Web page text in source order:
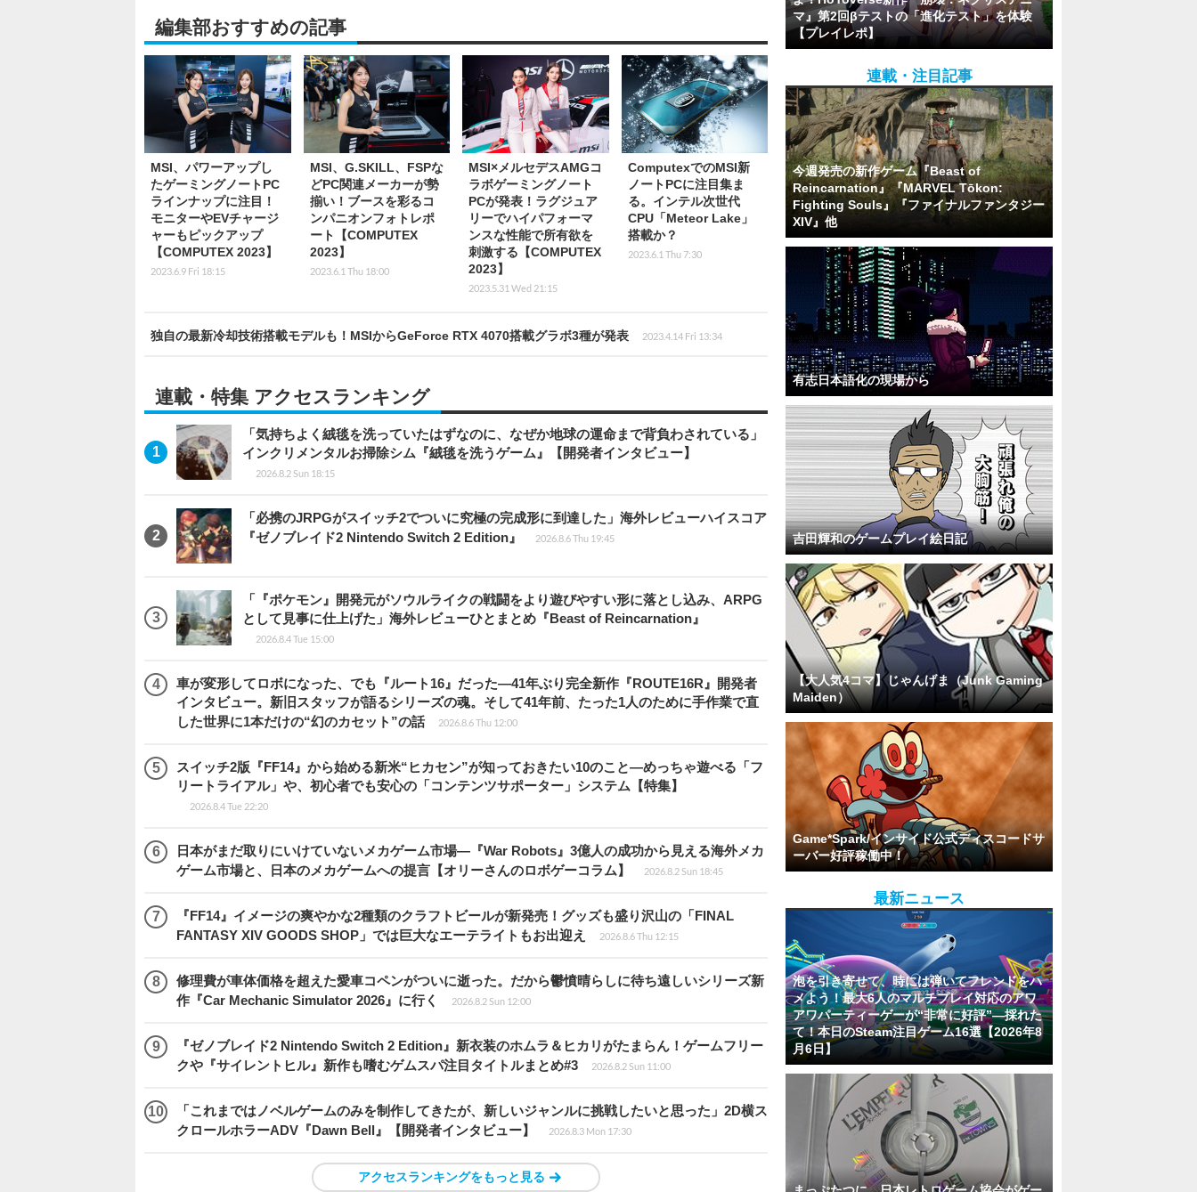
編集部おすすめの記事
MSI、パワーアップし
たゲーミングノートPC
ラインナップに注目！
モニターやEVチャージ
ャーもピックアップ
【COMPUTEX 2023】
2023.6.9 Fri 18:15
MSI、G.SKILL、FSPな
どPC関連メーカーが勢
揃い！ブースを彩るコ
ンパニオンフォトレポ
ート【COMPUTEX
2023】
2023.6.1 Thu 18:00
MSI×メルセデスAMGコ
ラボゲーミングノート
PCが発表！ラグジュア
リーでハイパフォーマ
ンスな性能で所有欲を
刺激する【COMPUTEX
2023】
2023.5.31 Wed 21:15
ComputexでのMSI新
ノートPCに注目集ま
る。インテル次世代
CPU「Meteor Lake」
搭載か？
2023.6.1 Thu 7:30
独自の最新冷却技術搭載モデルも！MSIからGeForce RTX 4070搭載グラボ3種が発表 2023.4.14 Fri 13:34
連載・特集 アクセスランキング
「気持ちよく絨毯を洗っていたはずなのに、なぜか地球の運命まで背負わされている」
インクリメンタルお掃除シム『絨毯を洗うゲーム』【開発者インタビュー】
2026.8.2 Sun 18:15
「必携のJRPGがスイッチ2でついに究極の完成形に到達した」海外レビューハイスコア
『ゼノブレイド2 Nintendo Switch 2 Edition』
2026.8.6 Thu 19:45
「『ポケモン』開発元がソウルライクの戦闘をより遊びやすい形に落とし込み、ARPG
として見事に仕上げた」海外レビューひとまとめ『Beast of Reincarnation』
2026.8.4 Tue 15:00
車が変形してロボになった、でも『ルート16』だった―41年ぶり完全新作『ROUTE16R』開発者
インタビュー。新旧スタッフが語るシリーズの魂。そして41年前、たった1人のために手作業で直
した世界に1本だけの“幻のカセット”の話
2026.8.6 Thu 12:00
スイッチ2版『FF14』から始める新米“ヒカセン”が知っておきたい10のこと―めっちゃ遊べる「フ
リートライアル」や、初心者でも安心の「コンテンツサポーター」システム【特集】
2026.8.4 Tue 22:20
日本がまだ取りにいけていないメカゲーム市場―『War Robots』3億人の成功から見える海外メカ
ゲーム市場と、日本のメカゲームへの提言【オリーさんのロボゲーコラム】
2026.8.2 Sun 18:45
『FF14』イメージの爽やかな2種類のクラフトビールが新発売！グッズも盛り沢山の「FINAL
FANTASY XIV GOODS SHOP」では巨大なエーテライトもお出迎え
2026.8.6 Thu 12:15
修理費が車体価格を超えた愛車コペンがついに逝った。だから鬱憤晴らしに待ち遠しいシリーズ新
作『Car Mechanic Simulator 2026』に行く
2026.8.2 Sun 12:00
『ゼノブレイド2 Nintendo Switch 2 Edition』新衣装のホムラ＆ヒカリがたまらん！ゲームフリー
クや『サイレントヒル』新作も嗜むゲムスパ注目タイトルまとめ#3
2026.8.2 Sun 11:00
「これまではノベルゲームのみを制作してきたが、新しいジャンルに挑戦したいと思った」2D横ス
クロールホラーADV『Dawn Bell』【開発者インタビュー】
2026.8.3 Mon 17:30
アクセスランキングをもっと見る
マ』第2回βテストの「進化テスト」を体験
【プレイレポ】
連載・注目記事
今週発売の新作ゲーム『Beast of
Reincarnation』『MARVEL Tōkon:
Fighting Souls』『ファイナルファンタジー
XIV』他
有志日本語化の現場から
吉田輝和のゲームプレイ絵日記
【大人気4コマ】じゃんげま（Junk Gaming
Maiden）
Game*Spark/インサイド公式ディスコードサ
ーバー好評稼働中！
最新ニュース
泡を引き寄せて、時には弾いてフレンドをハ
メよう！最大6人のマルチプレイ対応のアワ
アワパーティーゲーが“非常に好評”―採れた
て！本日のSteam注目ゲーム16選【2026年8
月6日】